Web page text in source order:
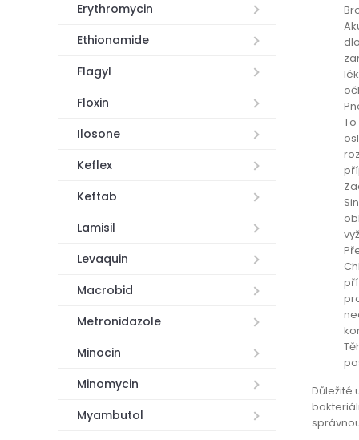
Erythromycin
Ethionamide
Flagyl
Floxin
Ilosone
Keflex
Keftab
Lamisil
Levaquin
Macrobid
Metronidazole
Minocin
Minomycin
Myambutol
Důležité